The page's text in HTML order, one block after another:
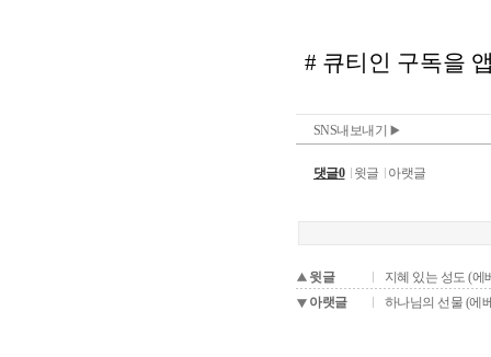
SNS내보내기
댓글0 윗글 아랫글
윗글
지혜 있는 성도 (에
아랫글
하나님의 선물 (에